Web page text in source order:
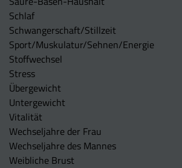
Schlaf
Schwangerschaft/Stillzeit
Sport/Muskulatur/Sehnen/Energie
Stoffwechsel
Stress
Übergewicht
Untergewicht
Vitalität
Wechseljahre der Frau
Wechseljahre des Mannes
Weibliche Brust